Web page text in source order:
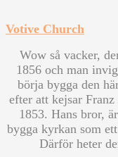
Votive Church
Wow så vacker,
1856 och man
börja bygga den
efter att kejsar
1853. Hans bror,
bygga kyrkan som
Därför heter